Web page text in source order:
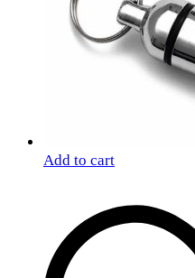
Add to cart